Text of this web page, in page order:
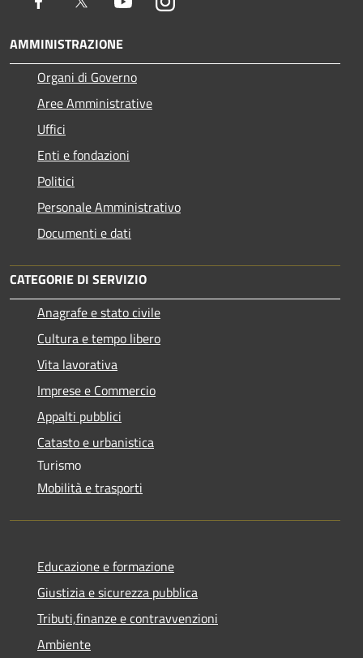
AMMINISTRAZIONE
Organi di Governo
Aree Amministrative
Uffici
Enti e fondazioni
Politici
Personale Amministrativo
Documenti e dati
CATEGORIE DI SERVIZIO
Anagrafe e stato civile
Cultura e tempo libero
Vita lavorativa
Imprese e Commercio
Appalti pubblici
Catasto e urbanistica
Turismo
Mobilità e trasporti
Educazione e formazione
Giustizia e sicurezza pubblica
Tributi,finanze e contravvenzioni
Ambiente